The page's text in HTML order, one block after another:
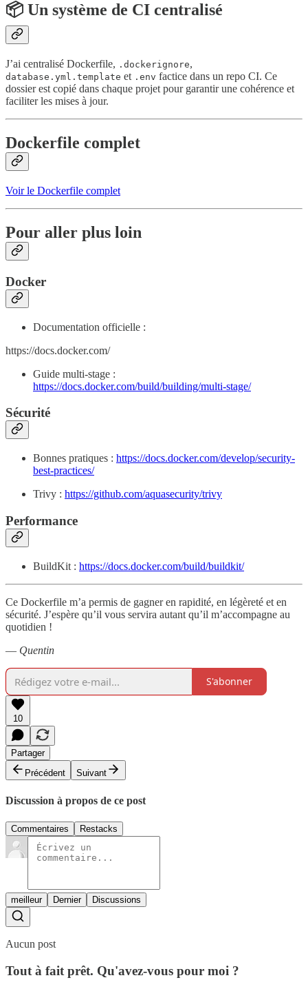
📦 Un système de CI centralisé
J’ai centralisé Dockerfile, .dockerignore,
database.yml.template et .env factice dans un repo CI. Ce
dossier est copié dans chaque projet pour garantir une cohérence et
faciliter les mises à jour.
Dockerfile complet
Voir le Dockerfile complet
Pour aller plus loin
Docker
Documentation officielle :
https://docs.docker.com/
Guide multi-stage :
https://docs.docker.com/build/building/multi-stage/
Sécurité
Bonnes pratiques : https://docs.docker.com/develop/security-
best-practices/
Trivy : https://github.com/aquasecurity/trivy
Performance
BuildKit : https://docs.docker.com/build/buildkit/
Ce Dockerfile m’a permis de gagner en rapidité, en légèreté et en
sécurité. J’espère qu’il vous servira autant qu’il m’accompagne au
quotidien !
— Quentin
S'abonner
10
Partager
Précédent
Suivant
Discussion à propos de ce post
Commentaires Restacks
meilleur Dernier Discussions
Aucun post
Tout à fait prêt. Qu'avez-vous pour moi ?